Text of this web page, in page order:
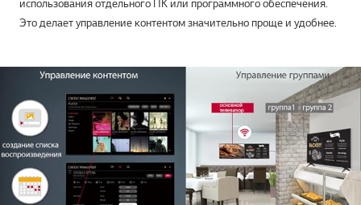
использования отдельного ПК или программного обеспечения.
Это делает управление контентом значительно проще и удобнее.